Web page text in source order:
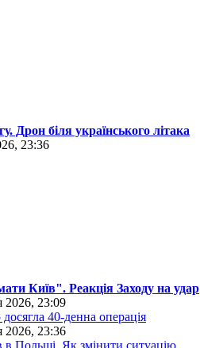
Дрон біля українського літака
23:36
Київ". Реакція Заходу на удар
23:09
40-денна операція
23:36